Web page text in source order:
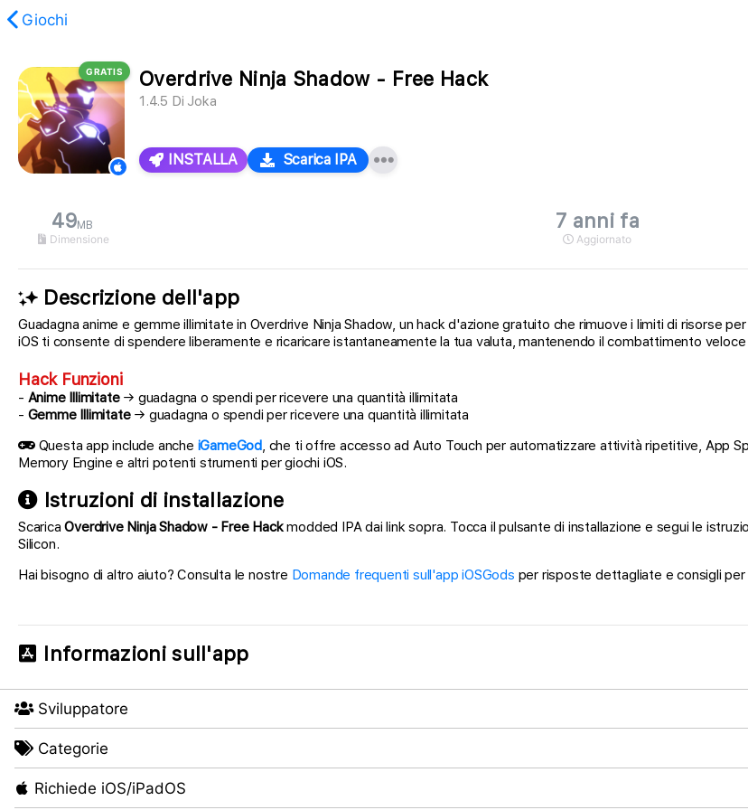
Giochi
trovato.
GRATIS Overdrive Ninja Shadow - Free Hack
1.4.5 Di Joka
INSTALLA Scarica IPA
49MB
Dimensione
7 anni fa
Aggiornato
Descrizione dell'app
Guadagna anime e gemme illimitate in Overdrive Ninja Shadow, un hack d'azione gratuito che rimuove i limiti di risorse
iOS ti consente di spendere liberamente e ricaricare istantaneamente la tua valuta, mantenendo il combattimento
Hack Funzioni
- Anime Illimitate→ guadagna o spendi per ricevere una quantità illimitata
- Gemme Illimitate→ guadagna o spendi per ricevere una quantità illimitata
Questa app include anche iGameGod, che ti offre accesso ad Auto Touch per automatizzare attività ripetitive, App
Memory Engine e altri potenti strumenti per giochi iOS.
Istruzioni di installazione
ScaricaOverdrive Ninja Shadow - Free Hackmodded IPA dai link sopra. Tocca il pulsante di installazione e segui le
Silicon.
Hai bisogno di altro aiuto? Consulta le nostre Domande frequenti sull'app iOSGods per risposte dettagliate e consigli per
Informazioni sull'app
Sviluppatore
Categorie
Richiede iOS/iPadOS